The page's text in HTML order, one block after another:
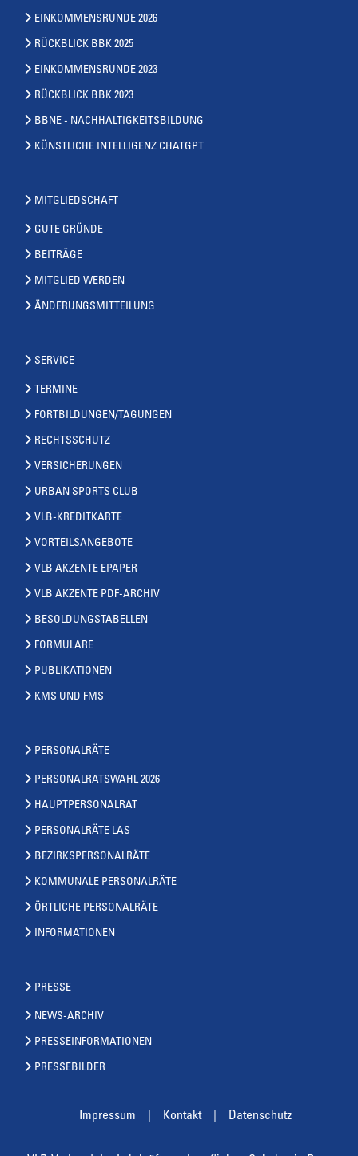
EINKOMMENSRUNDE 2026
RÜCKBLICK BBK 2025
EINKOMMENSRUNDE 2023
RÜCKBLICK BBK 2023
BBNE - NACHHALTIGKEITSBILDUNG
KÜNSTLICHE INTELLIGENZ CHATGPT
MITGLIEDSCHAFT
GUTE GRÜNDE
BEITRÄGE
MITGLIED WERDEN
ÄNDERUNGSMITTEILUNG
SERVICE
TERMINE
FORTBILDUNGEN/TAGUNGEN
RECHTSSCHUTZ
VERSICHERUNGEN
URBAN SPORTS CLUB
VLB-KREDITKARTE
VORTEILSANGEBOTE
VLB AKZENTE EPAPER
VLB AKZENTE PDF-ARCHIV
BESOLDUNGSTABELLEN
FORMULARE
PUBLIKATIONEN
KMS UND FMS
PERSONALRÄTE
PERSONALRATSWAHL 2026
HAUPTPERSONALRAT
PERSONALRÄTE LAS
BEZIRKSPERSONALRÄTE
KOMMUNALE PERSONALRÄTE
ÖRTLICHE PERSONALRÄTE
INFORMATIONEN
PRESSE
NEWS-ARCHIV
PRESSEINFORMATIONEN
PRESSEBILDER
Impressum Kontakt Datenschutz